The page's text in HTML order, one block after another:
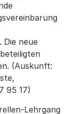
Die neue
(Auskunft:
95 17)
Lehrgang